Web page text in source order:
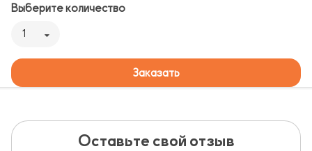
Выберите количество
1
Заказать
Оставьте свой отзыв